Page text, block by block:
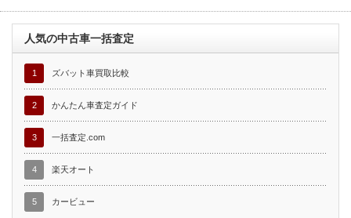
人気の中古車一括査定
1 ズバット車買取比較
2 かんたん車査定ガイド
3 一括査定.com
4 楽天オート
5 カービュー